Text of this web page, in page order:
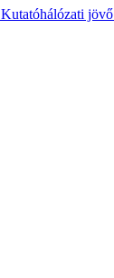
Kutatóhálózati jövő